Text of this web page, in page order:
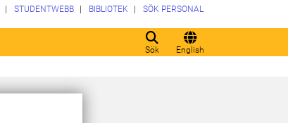
Sök English
STUDENTWEBB BIBLIOTEK SÖK PERSONAL